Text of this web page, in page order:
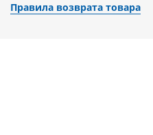
Правила возврата товара